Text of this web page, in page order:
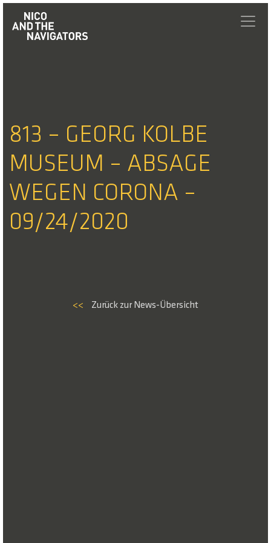
813 – GEORG KOLBE
MUSEUM – ABSAGE
WEGEN CORONA –
09/24/2020
<< Zurück zur News-Übersicht